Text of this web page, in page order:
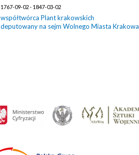
1767-09-02 - 1847-03-02
współtwórca Plant krakowskich
deputowany na sejm Wolnego Miasta Krakowa